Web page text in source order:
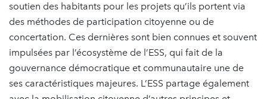
soutien des habitants pour les projets qu’ils portent via
des méthodes de participation citoyenne ou de
concertation. Ces dernières sont bien connues et souvent
impulsées par l’écosystème de l’ESS, qui fait de la
gouvernance démocratique et communautaire une de
ses caractéristiques majeures. L’ESS partage également